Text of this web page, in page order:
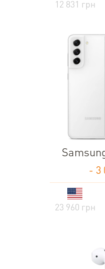
12 831 грн
- 3
23 960 грн